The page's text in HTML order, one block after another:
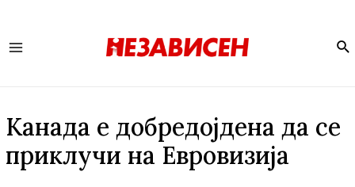
Канада е добредојдена да се
приклучи на Евровизија